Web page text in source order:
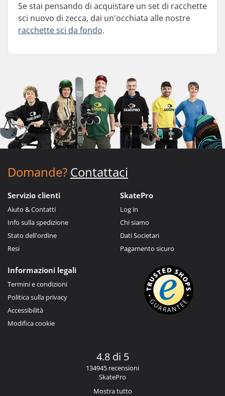
Se stai pensando di acquistare un set di racchette
sci nuovo di zecca, dai un'occhiata alle nostre
racchette sci da fondo.
Domande? Contattaci
Servizio clienti
Aiuto & Contatti
Info sulla spedizione
Stato dell'ordine
Resi
SkatePro
Log in
Chi siamo
Dati Societari
Pagamento sicuro
Informazioni legali
Termini e condizioni
Politica sulla privacy
Accessibilità
Modifica cookie
4.8 di 5
134945 recensioni
SkatePro
Mostra tutto